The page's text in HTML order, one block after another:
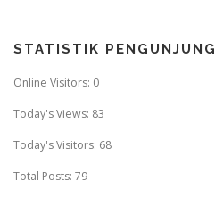
STATISTIK PENGUNJUNG
Online Visitors: 0
Today's Views: 83
Today's Visitors: 68
Total Posts: 79